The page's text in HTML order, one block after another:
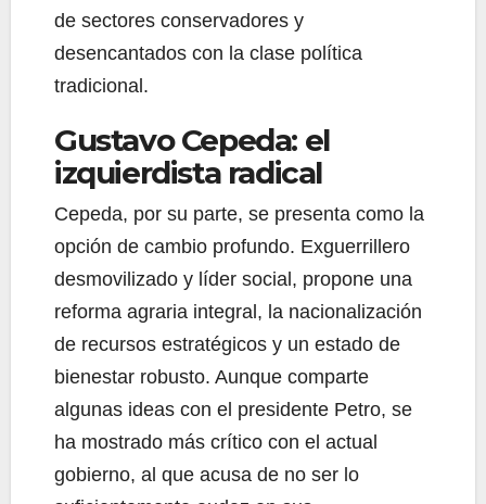
de sectores conservadores y
desencantados con la clase política
tradicional.
Gustavo Cepeda: el
izquierdista radical
Cepeda, por su parte, se presenta como la
opción de cambio profundo. Exguerrillero
desmovilizado y líder social, propone una
reforma agraria integral, la nacionalización
de recursos estratégicos y un estado de
bienestar robusto. Aunque comparte
algunas ideas con el presidente Petro, se
ha mostrado más crítico con el actual
gobierno, al que acusa de no ser lo